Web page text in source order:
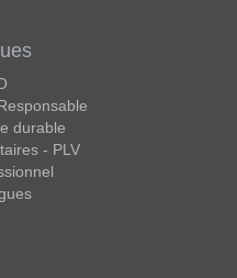
durable
- PLV